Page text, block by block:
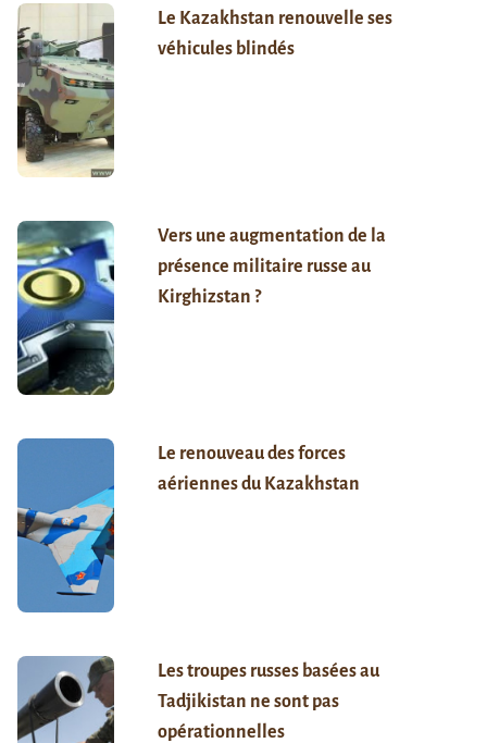
Le Kazakhstan renouvelle ses
véhicules blindés
Vers une augmentation de la
présence militaire russe au
Kirghizstan ?
Le renouveau des forces
aériennes du Kazakhstan
Les troupes russes basées au
Tadjikistan ne sont pas
opérationnelles